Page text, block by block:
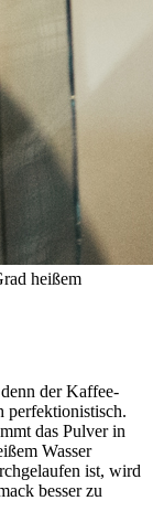
heißem
der Kaffee-
perfektionistisch.
das Pulver in
Wasser
ist, wird
besser zu